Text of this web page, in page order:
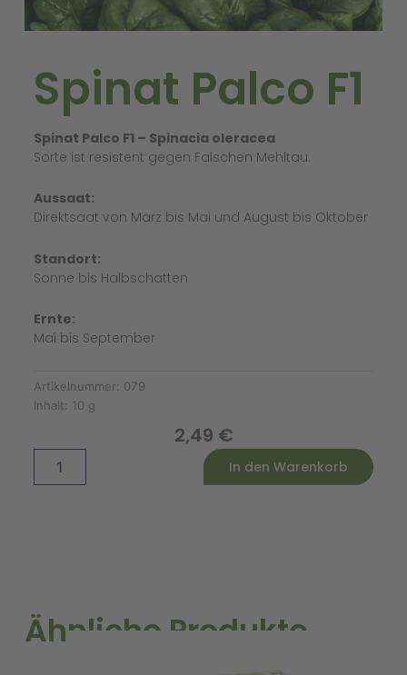
Spinat Palco F1
Spinat Palco F1 – Spinacia oleracea
Sorte ist resistent gegen Falschen Mehltau.
Aussaat:
Direktsaat von März bis Mai und August bis Oktober
Standort:
Sonne bis Halbschatten
Ernte:
Mai bis September
Artikelnummer: 079
Inhalt: 10 g
2,49 €
Palco
In den Warenkorb
Alternative:
Ähnliche Produkte